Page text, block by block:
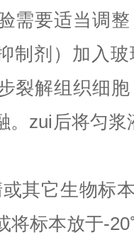
需要适当调
制剂）加入
裂解组织细
。zui后将匀浆
其它生物标
将标本放于-